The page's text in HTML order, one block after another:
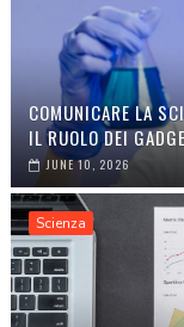
COMUNICARE LA
IL RUOLO DEI
JUNE 10, 2026
Scienza